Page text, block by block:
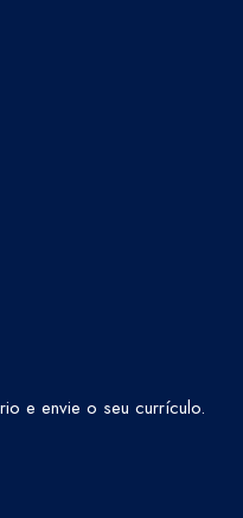
e envie o seu currículo.